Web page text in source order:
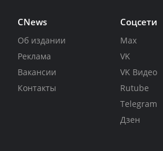
CNews
Об издании
Реклама
Вакансии
Контакты
Соцсети
Max
VK
VK Видео
Rutube
Telegram
Дзен